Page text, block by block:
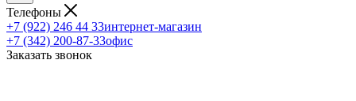
Телефоны
+7 (922) 246 44 33интернет-магазин
+7 (342) 200-87-33офис
Заказать звонок